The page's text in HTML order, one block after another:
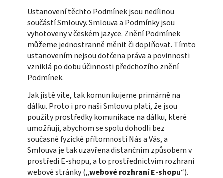
Ustanovení těchto Podmínek jsou nedílnou
součástí Smlouvy. Smlouva a Podmínky jsou
vyhotoveny v českém jazyce. Znění Podmínek
můžeme jednostranně měnit či doplňovat. Tímto
ustanovením nejsou dotčena práva a povinnosti
vzniklá po dobu účinnosti předchozího znění
Podmínek.
Jak jistě víte, tak komunikujeme primárně na
dálku. Proto i pro naši Smlouvu platí, že jsou
použity prostředky komunikace na dálku, které
umožňují, abychom se spolu dohodli bez
současné fyzické přítomnosti Nás a Vás, a
Smlouva je tak uzavřena distančním způsobem v
prostředí E-shopu, a to prostřednictvím rozhraní
webové stránky („webové rozhraní E-shopu“).